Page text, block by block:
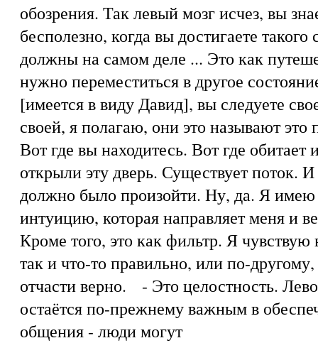
обозрения. Так левый мозг исчез, вы
бесполезно, когда вы достигаете
должны на самом деле ... Это как
нужно переместиться в другое
[имеется в виду Давид], вы следуете
своей, я полагаю, они это называют это
Вот где вы находитесь. Вот где обитает
открыли эту дверь. Существует поток. И
должно было произойти. Ну, да. Я
интуицию, которая направляет меня и
Кроме того, это как фильтр. Я чувствую
так и что-то правильно, или по-
отчасти верно. - Это целостность.
остаётся по-прежнему важным в
общения - люди могут